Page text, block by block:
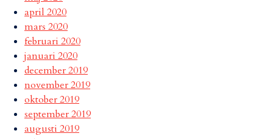
april 2020
mars 2020
februari 2020
januari 2020
december 2019
november 2019
oktober 2019
september 2019
augusti 2019